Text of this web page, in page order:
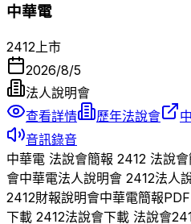
中華電
2412 上市
2026/8/5
法人說明會
查看詳情
歷年法說會
音訊錄音
中華電 法說會簡報 2412 法說
會中華電法人說明會 2412法人
2412財報說明會中華電簡報PDF
下載 2412法說會下載 法說會